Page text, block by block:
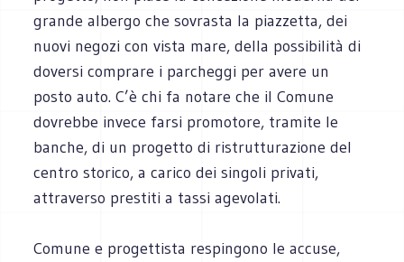
grande albergo che sovrasta la piazzetta, dei
nuovi negozi con vista mare, della possibilità di
doversi comprare i parcheggi per avere un
posto auto. C’è chi fa notare che il Comune
dovrebbe invece farsi promotore, tramite le
banche, di un progetto di ristrutturazione del
centro storico, a carico dei singoli privati,
attraverso prestiti a tassi agevolati.
Comune e progettista respingono le accuse,